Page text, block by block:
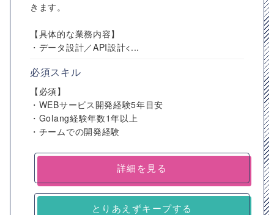
きます。
【具体的な業務内容】
・データ設計／API設計<...
必須スキル
【必須】
・WEBサービス開発経験5年目安
・Golang経験年数1年以上
・チームでの開発経験
詳細を見る
とりあえずキープする